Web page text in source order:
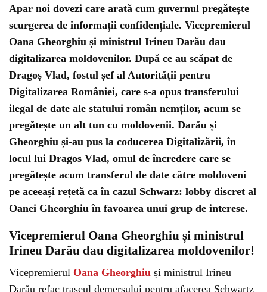
Apar noi dovezi care arată cum guvernul pregătește
scurgerea de informații confidențiale. Vicepremierul
Oana Gheorghiu și ministrul Irineu Darău dau
digitalizarea moldovenilor. După ce au scăpat de
Dragoș Vlad, fostul șef al Autorității pentru
Digitalizarea României, care s-a opus transferului
ilegal de date ale statului român nemților, acum se
pregătește un alt tun cu moldovenii. Darău și
Gheorghiu și-au pus la coducerea Digitalizării, în
locul lui Dragos Vlad, omul de încredere care se
pregătește acum transferul de date către moldoveni
pe aceeași rețetă ca în cazul Schwarz: lobby discret al
Oanei Gheorghiu în favoarea unui grup de interese.
Vicepremierul Oana Gheorghiu și ministrul
Irineu Darău dau digitalizarea moldovenilor!
Vicepremierul Oana Gheorghiu și ministrul Irineu
Darău refac traseul demersului pentru afacerea Schwartz